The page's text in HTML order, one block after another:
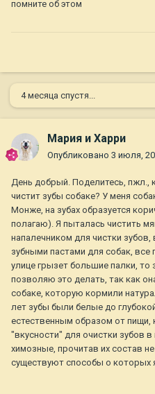
помните об этом
4 месяца спустя...
Мария и Харри
Опубликовано 3 июля,
День добрый. Поделитесь, пжл.,
чистит зубы собаке? У меня
Монже, на зубах образуется
полагаю). Я пыталась чистить
напалечником для чистки
зубными пастами для собак, все
улице грызет большие палки,
позволяю это делать, так как
собаке, которую кормили
лет зубы были белые до
естественным образом от пищи,
"вкусности" для очистки зубов
химозные, прочитав их состав
существуют способы о которых